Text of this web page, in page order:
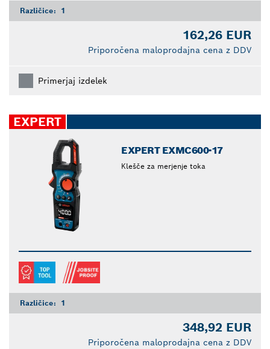
Različice: 1
162,26 EUR
Priporočena maloprodajna cena z DDV
Primerjaj izdelek
EXPERT
EXPERT EXMC600-17
Klešče za merjenje toka
Različice: 1
348,92 EUR
Priporočena maloprodajna cena z DDV